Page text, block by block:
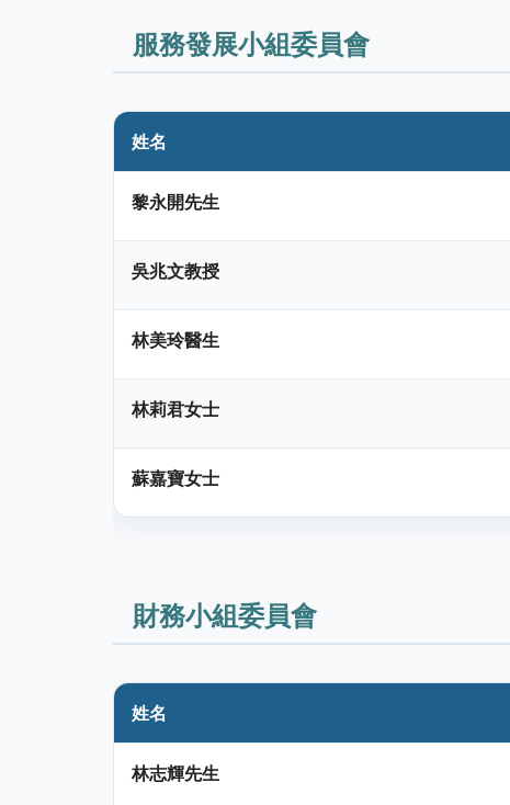
服務發展小組委員會
姓名
黎永開先生
吳兆文教授
林美玲醫生
林莉君女士
蘇嘉寶女士
財務小組委員會
姓名
林志輝先生